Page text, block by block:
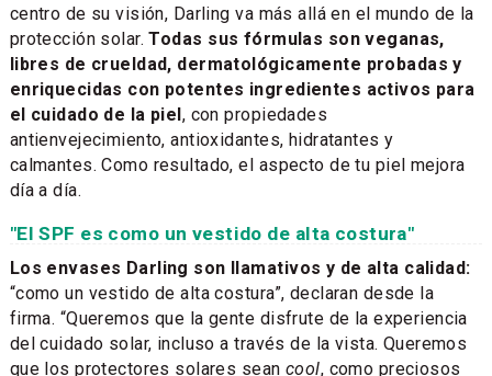
centro de su visión, Darling va más allá en el mundo de la
protección solar.Todas sus fórmulas son veganas,
libres de crueldad, dermatológicamente probadas y
enriquecidas con potentes ingredientes activos para
el cuidado de la piel, con propiedades
antienvejecimiento, antioxidantes, hidratantes y
calmantes. Como resultado, el aspecto de tu piel mejora
día a día.
"El SPF es como un vestido de alta costura"
Los envases Darling son llamativos y de alta calidad:
“como un vestido de alta costura”, declaran desde la
firma. “Queremos que la gente disfrute de la experiencia
del cuidado solar, incluso a través de la vista. Queremos
que los protectores solares sean cool, como preciosos